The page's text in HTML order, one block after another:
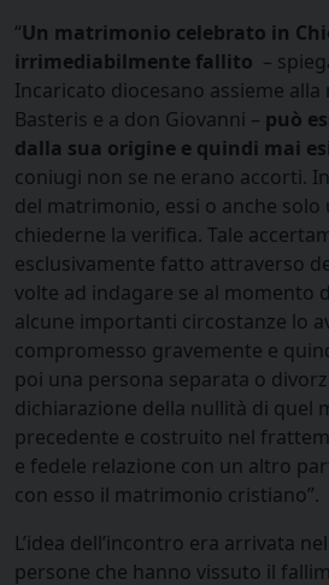
“Un matrimonio celebrato in
irrimediabilmente fallito –
Incaricato diocesano assieme
Basteris e a don Giovanni – può
dalla sua origine e quindi mai
coniugi non se ne erano accorti.
del matrimonio, essi o anche solo
chiederne la verifica. Tale
esclusivamente fatto attraverso
volte ad indagare se al momento
alcune importanti circostanze lo
compromesso gravemente e
poi una persona separata o
dichiarazione della nullità di quel
precedente e costruito nel
e fedele relazione con un altro
con esso il matrimonio cristiano”.
L’idea dell’incontro era arrivata
persone che hanno vissuto il